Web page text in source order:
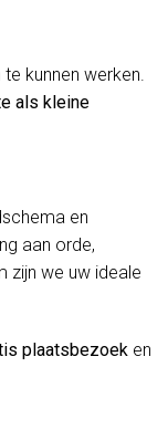
kunnen werken.
als kleine
en
aan orde,
zijn we uw ideale
plaatsbezoek en